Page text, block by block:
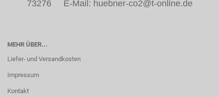
73276 E-Mail: huebner-co2@t-online.de
MEHR ÜBER...
Liefer- und Versandkosten
Impressum
Kontakt